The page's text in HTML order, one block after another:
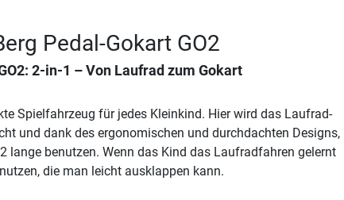
Pedal-Gokart GO2
: 2-in-1 – Von Laufrad zum Gokart
Spielfahrzeug für jedes Kleinkind. Hier wird das Laufrad-
und dank des ergonomischen und durchdachten Designs,
lange benutzen. Wenn das Kind das Laufradfahren gelernt
die man leicht ausklappen kann.